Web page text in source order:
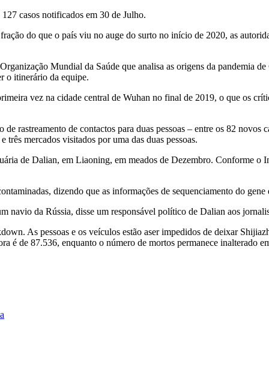
casos notificados em 30 de Julho.
do que o país viu no auge do surto no início de 2020, as
Mundial da Saúde que analisa as origens da pandemia
o itinerário da equipe.
vez na cidade central de Wuhan no final de 2019, o que os
rastreamento de contactos para duas pessoas – entre os 82 novos
mercados visitados por uma das duas pessoas.
de Dalian, em Liaoning, em meados de Dezembro. Conforme
dizendo que as informações de sequenciamento do
navio da Rússia, disse um responsável político de Dalian aos
As pessoas e os veículos estão aser impedidos de deixar
é de 87.536, enquanto o número de mortos permanece inalterado